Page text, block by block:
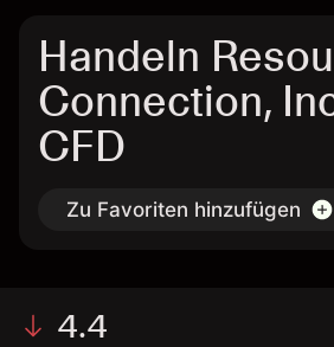
Handeln
Connection,
CFD
Zu Favoriten hinzufügen
4.4